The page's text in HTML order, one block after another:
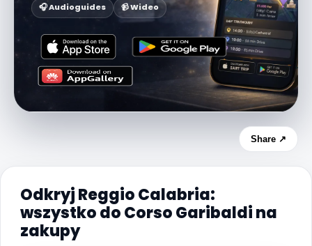
🎧 Audioguides
📹 Wideo
Share ↗
Odkryj Reggio Calabria:
wszystko do Corso Garibaldi na
zakupy